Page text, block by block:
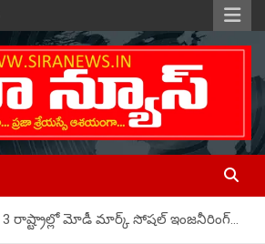
3 రాష్ట్రాల్లో మోడీ మార్క్ సోషల్ ఇంజనీరింగ్…